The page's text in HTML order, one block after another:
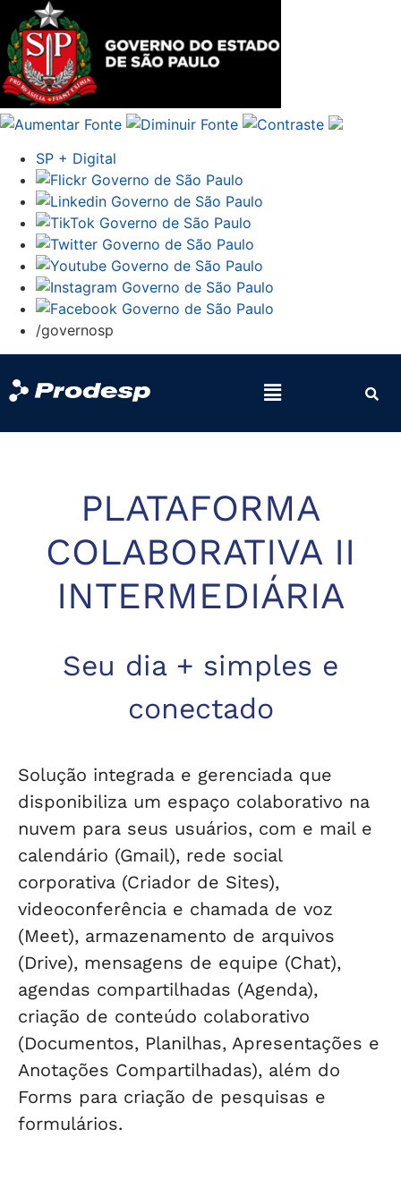
SP + Digital
/governosp
PLATAFORMA
COLABORATIVA II
INTERMEDIÁRIA
Seu dia + simples e
conectado
Solução integrada e gerenciada que
disponibiliza um espaço colaborativo na
nuvem para seus usuários, com e mail e
calendário (Gmail), rede social
corporativa (Criador de Sites),
videoconferência e chamada de voz
(Meet), armazenamento de arquivos
(Drive), mensagens de equipe (Chat),
agendas compartilhadas (Agenda),
criação de conteúdo colaborativo
(Documentos, Planilhas, Apresentações e
Anotações Compartilhadas), além do
Forms para criação de pesquisas e
formulários.